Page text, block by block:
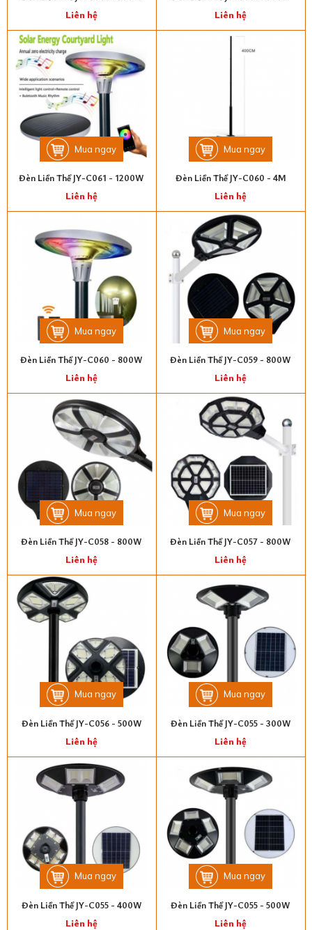
Liên hệ Liên hệ
Mua ngay
Đèn Liền Thể JY-C061 - 1200W
Liên hệ
Mua ngay
Đèn Liền Thể JY-C060 - 4M
Liên hệ
Mua ngay
Đèn Liền Thể JY-C060 - 800W
Liên hệ
Mua ngay
Đèn Liền Thể JY-C059 - 800W
Liên hệ
Mua ngay
Đèn Liền Thể JY-C058 - 800W
Liên hệ
Mua ngay
Đèn Liền Thể JY-C057 - 800W
Liên hệ
Mua ngay
Đèn Liền Thể JY-C056 - 500W
Liên hệ
Mua ngay
Đèn Liền Thể JY-C055 - 300W
Liên hệ
Mua ngay
Đèn Liền Thể JY-C055 - 400W
Liên hệ
Mua ngay
Đèn Liền Thể JY-C055 - 500W
Liên hệ